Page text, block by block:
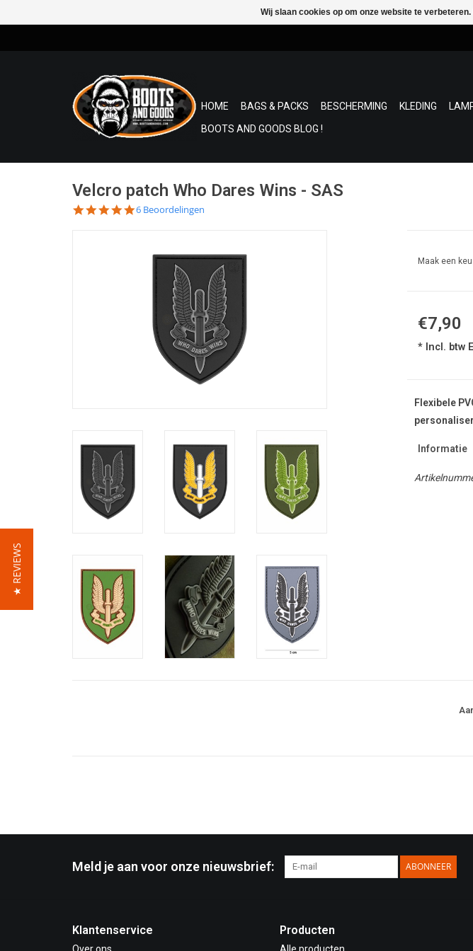
HOME BAGS & PACKS BESCHERMING KLEDING
BOOTS AND GOODS BLOG !
Velcro patch Who Dares Wins - SAS
4.8
6 Beoordelingen
Maak een
€7,90
* Incl. btw
Flexibele
Informatie
Meld je aan voor onze nieuwsbrief: ABONNEER
Klantenservice
Over ons
Producten
Alle producten
Wij slaan cookies op om onze website te
★ REVIEWS